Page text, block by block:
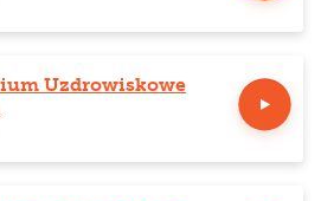
Uzdrowiskowe